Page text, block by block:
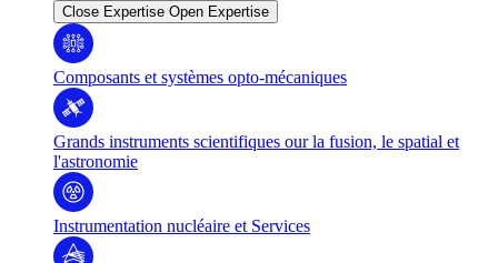
Close Expertise Open Expertise
Composants et systèmes opto-mécaniques
Grands instruments scientifiques our la fusion, le spatial et
l'astronomie
Instrumentation nucléaire et Services